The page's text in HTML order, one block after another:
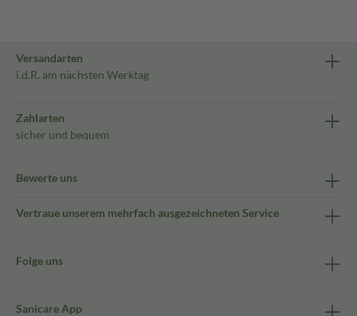
Versandarten
i.d.R. am nächsten Werktag
Zahlarten
sicher und bequem
Bewerte uns
Vertraue unserem mehrfach ausgezeichneten Service
Folge uns
Sanicare App